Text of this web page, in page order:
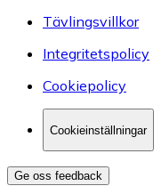
Tävlingsvillkor
Integritetspolicy
Cookiepolicy
Cookieinställningar
Ge oss feedback